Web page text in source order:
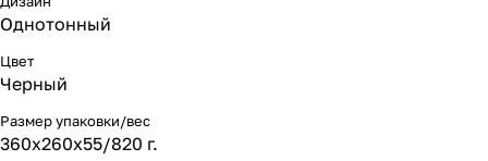
Однотонный
Цвет
Черный
Размер упаковки/вес
360х260х55/820 г.